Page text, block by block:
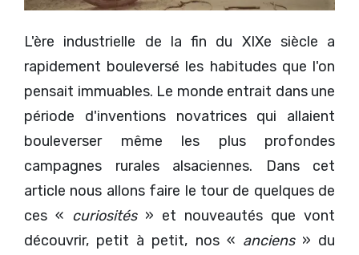
L'ère industrielle de la fin du XIXe siècle a
rapidement bouleversé les habitudes que l'on
pensait immuables. Le monde entrait dans une
période d'inventions novatrices qui allaient
bouleverser même les plus profondes
campagnes rurales alsaciennes. Dans cet
article nous allons faire le tour de quelques de
ces « curiosités» et nouveautés que vont
découvrir, petit à petit, nos « anciens» du